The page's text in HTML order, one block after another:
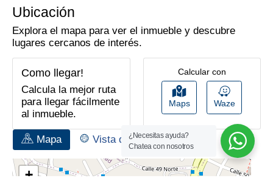
Sala-Comedor
Acceso
Baño Auxiliar
Supermercados/C.ciales
Ubicación
Explora el mapa para ver el inmueble y descubre
lugares cercanos de interés.
Como llegar!
Calcula la mejor ruta
para llegar fácilmente
al inmueble.
Calcular con
Maps Waze
Mapa Vista de la calle
¿Necesitas ayuda?
Chatea con nosotros